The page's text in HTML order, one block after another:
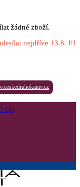
žádné zboží.
nejdříve 13.8. !!!